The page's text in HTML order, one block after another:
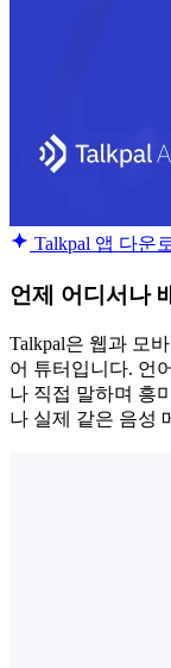
Talkpal 앱 다운
언제 어디서나
Talkpal은 웹과 모
어 튜터입니다. 언
나 직접 말하며 흥
나 실제 같은 음성